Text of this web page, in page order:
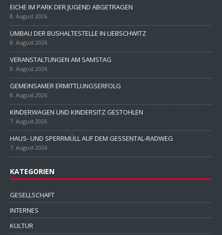
EICHE IM PARK DER JUGEND ABGETRAGEN
8. August 2026
UMBAU DER BUSHALTESTELLE IN LIEBSCHWITZ
8. August 2026
VERANSTALTUNGEN AM SAMSTAG
8. August 2026
GEMEINSAMER ERMITTLUNGSERFOLG
8. August 2026
KINDERWAGEN UND KINDERSITZ GESTOHLEN
7. August 2026
HAUS- UND SPERRMÜLL AUF DEM GESSENTAL-RADWEG
7. August 2026
KATEGORIEN
GESELLSCHAFT
INTERNES
KULTUR